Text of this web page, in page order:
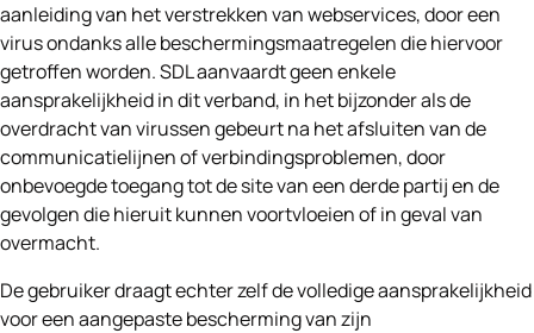
aanleiding van het verstrekken van webservices, door een
virus ondanks alle beschermingsmaatregelen die hiervoor
getroffen worden. SDL aanvaardt geen enkele
aansprakelijkheid in dit verband, in het bijzonder als de
overdracht van virussen gebeurt na het afsluiten van de
communicatielijnen of verbindingsproblemen, door
onbevoegde toegang tot de site van een derde partij en de
gevolgen die hieruit kunnen voortvloeien of in geval van
overmacht.
De gebruiker draagt echter zelf de volledige aansprakelijkheid
voor een aangepaste bescherming van zijn